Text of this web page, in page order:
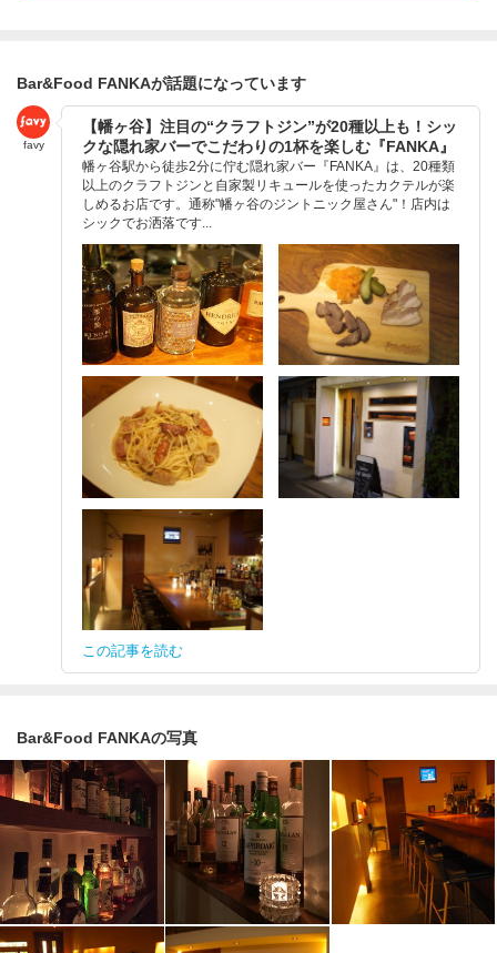
Bar&Food FANKAが話題になっています
favy
【幡ヶ谷】注目の“クラフトジン”が20種以上も！シッ
クな隠れ家バーでこだわりの1杯を楽しむ『FANKA』
幡ヶ谷駅から徒歩2分に佇む隠れ家バー『FANKA』は、20種類
以上のクラフトジンと自家製リキュールを使ったカクテルが楽
しめるお店です。通称"幡ヶ谷のジントニック屋さん"！店内は
シックでお洒落です...
この記事を読む
Bar&Food FANKAの写真